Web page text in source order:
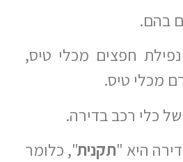
בהם.
חפצים מכלי טיס,
מכלי טיס.
כלי רכב בדירה.
היא "תקנית", כלומר